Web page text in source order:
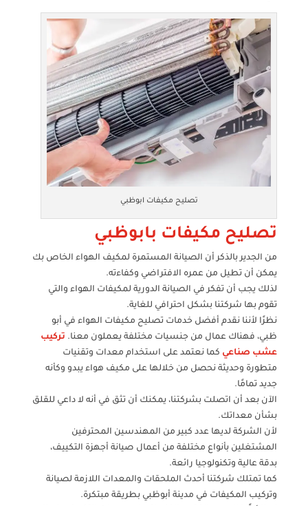
تصليح مكيفات ابوظبي
تصليح مكيفات بابوظبي
من الجدير بالذكر أن الصيانة المستمرة لمكيف الهواء الخاص بك
يمكن أن تطيل من عمره الافتراضي وكفاءته.
لذلك يجب أن تفكر في الصيانة الدورية لمكيفات الهواء والتي
تقوم بها شركتنا بشكل احترافي للغاية.
نظرًا لأننا نقدم أفضل خدمات تصليح مكيفات الهواء في أبو
ظبي، فهناك عمال من جنسيات مختلفة يعملون معنا. تركيب
عشب صناعي كما نعتمد على استخدام معدات وتقنيات
متطورة وحديثة نحصل من خلالها على مكيف هواء يبدو وكأنه
جديد تمامًا.
الآن بعد أن اتصلت بشركتنا، يمكنك أن تثق في أنه لا داعي للقلق
بشأن معداتك.
لأن الشركة لديها عدد كبير من المهندسين المحترفين
المشتغلين بأنواع مختلفة من أعمال صيانة أجهزة التكييف،
بدقة عالية وتكنولوجيا رائعة.
كما تمتلك شركتنا أحدث الملحقات والمعدات اللازمة لصيانة
وتركيب المكيفات في مدينة أبوظبي بطريقة مبتكرة.